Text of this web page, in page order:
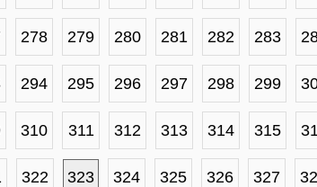
278 279 280 281 282 283
294 295 296 297 298 299
310 311 312 313 314 315
322 323 324 325 326 327